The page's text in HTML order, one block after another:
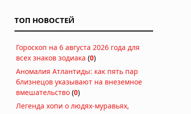
ТОП НОВОСТЕЙ
Гороскоп на 6 августа 2026 года для
всех знаков зодиака (0)
Аномалия Атлантиды: как пять пар
близнецов указывают на внеземное
вмешательство (0)
Легенда хопи о людях-муравьях,